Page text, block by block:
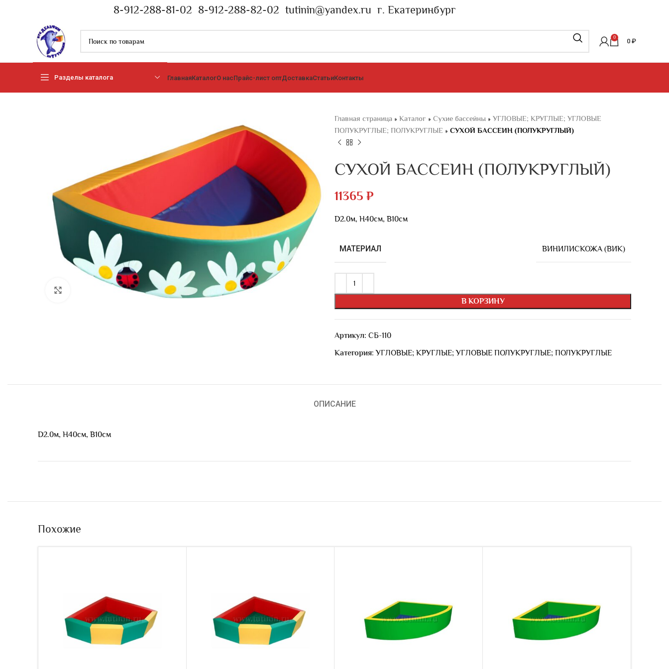
8-912-288-81-02 8-912-288-82-02 tutinin@yandex.ru г. Екатеринбург
0
0 ₽
Разделы каталога ГлавнаяКаталогО насПрайс-лист оптДоставкаСтатьиКонтакты
Нажмите, чтобы увеличить
Главная страница » Каталог » Сухие бассейны » УГЛОВЫЕ; КРУГЛЫЕ; УГЛОВЫЕ
ПОЛУКРУГЛЫЕ; ПОЛУКРУГЛЫЕ » СУХОЙ БАССЕИН (ПОЛУКРУГЛЫЙ)
СУХОЙ БАССЕИН (ПОЛУКРУГЛЫЙ)
11365 ₽
D2.0м, Н40см, В10см
МАТЕРИАЛ ВИНИЛИСКОЖА (ВИК)
В КОРЗИНУ
Артикул: СБ-110
Категория: УГЛОВЫЕ; КРУГЛЫЕ; УГЛОВЫЕ ПОЛУКРУГЛЫЕ; ПОЛУКРУГЛЫЕ
ОПИСАНИЕ
D2.0м, Н40см, В10см
Похожие